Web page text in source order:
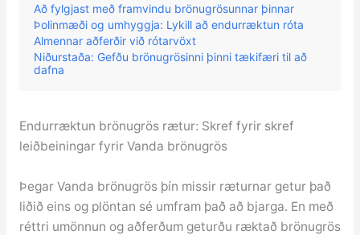
Að fylgjast með framvindu brönugrösunnar þinnar
Þolinmæði og umhyggja: Lykill að endurræktun róta
Almennar aðferðir við rótarvöxt
Niðurstaða: Gefðu brönugrösinni þinni tækifæri til að
dafna
Endurræktun brönugrös rætur: Skref fyrir skref
leiðbeiningar fyrir Vanda brönugrös
Þegar Vanda brönugrös þín missir ræturnar getur það
liðið eins og plöntan sé umfram það að bjarga. En með
réttri umönnun og aðferðum geturðu ræktað brönugrös